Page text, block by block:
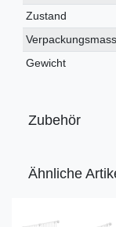
Merkmal
Zustand
Gewicht
Zubehör
Ähnliche